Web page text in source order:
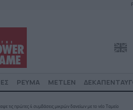
ΡΕΥΜΑ METLEN
τις πρώτες 4 συμβάσεις μικρών δανείων με το νέο Ταμείο